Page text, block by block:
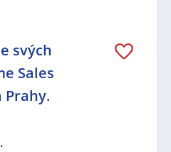
svých
Sales
Prahy.